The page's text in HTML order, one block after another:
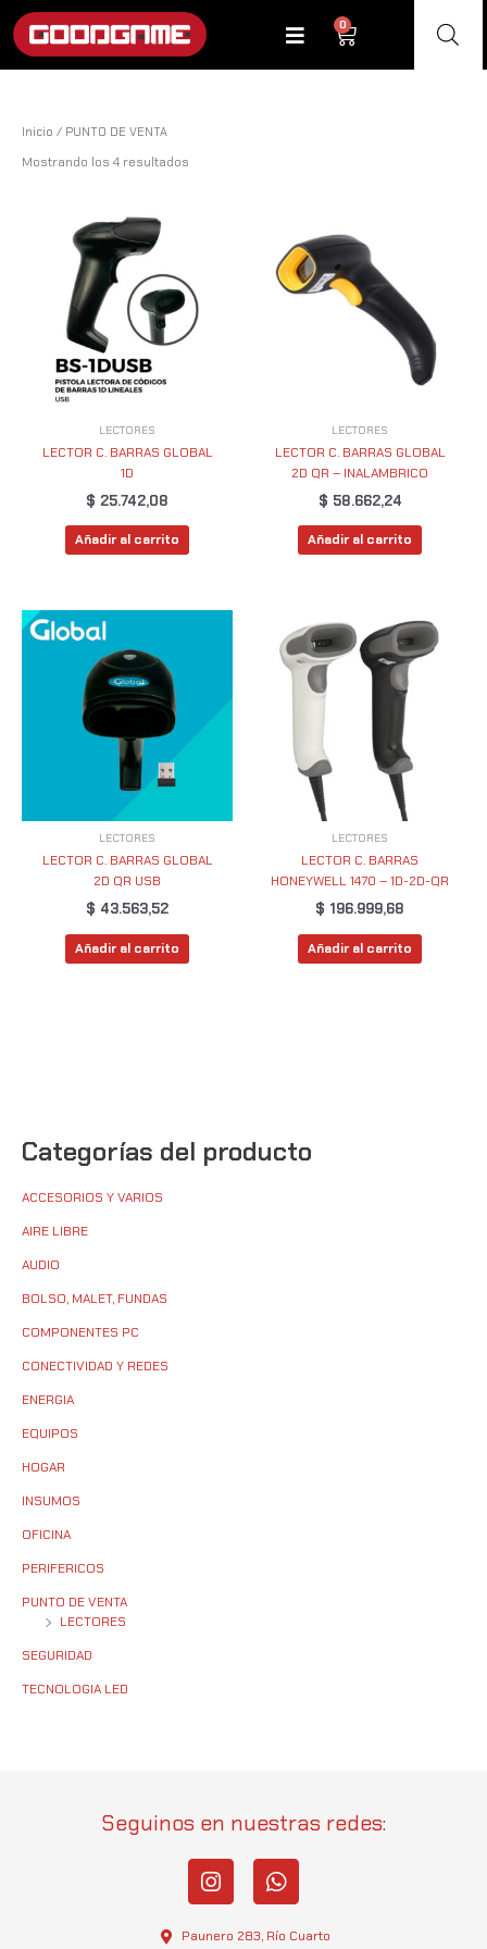
contenido
0
Cart
Categorías del producto
ACCESORIOS Y VARIOS
AIRE LIBRE
AUDIO
BOLSO, MALET, FUNDAS
COMPONENTES PC
CONECTIVIDAD Y REDES
ENERGIA
EQUIPOS
HOGAR
INSUMOS
OFICINA
PERIFERICOS
PUNTO DE VENTA
LECTORES
SEGURIDAD
TECNOLOGIA LED
Inicio / PUNTO DE VENTA
Mostrando los 4 resultados
LECTORES
LECTOR C. BARRAS GLOBAL
1D
$ 25.742,08
Añadir al carrito
LECTORES
LECTOR C. BARRAS GLOBAL
2D QR – INALAMBRICO
$ 58.662,24
Añadir al carrito
LECTORES
LECTOR C. BARRAS GLOBAL
2D QR USB
$ 43.563,52
Añadir al carrito
LECTORES
LECTOR C. BARRAS
HONEYWELL 1470 – 1D-2D-QR
$ 196.999,68
Añadir al carrito
Seguinos en nuestras redes:
I
n
t
W
h
t
Paunero 283, Río Cuarto